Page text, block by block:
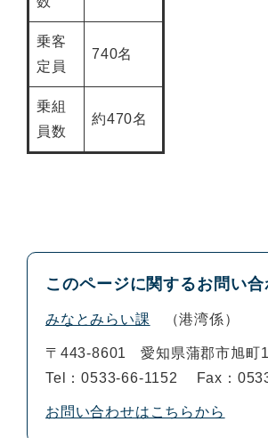
乗客
定員
740名
乗組
員数
約470名
このページに関するお問い
みなとみらい課 港湾係
〒443-8601
愛知県蒲郡市旭町
Tel：0533-66-1152
Fax：
お問い合わせはこちらから